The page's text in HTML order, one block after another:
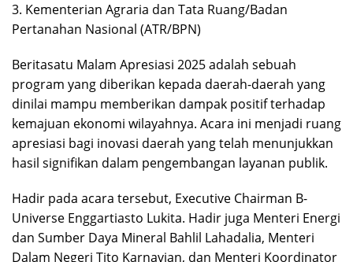
3. Kementerian Agraria dan Tata Ruang/Badan
Pertanahan Nasional (ATR/BPN)
Beritasatu Malam Apresiasi 2025 adalah sebuah
program yang diberikan kepada daerah-daerah yang
dinilai mampu memberikan dampak positif terhadap
kemajuan ekonomi wilayahnya. Acara ini menjadi ruang
apresiasi bagi inovasi daerah yang telah menunjukkan
hasil signifikan dalam pengembangan layanan publik.
Hadir pada acara tersebut, Executive Chairman B-
Universe Enggartiasto Lukita. Hadir juga Menteri Energi
dan Sumber Daya Mineral Bahlil Lahadalia, Menteri
Dalam Negeri Tito Karnavian, dan Menteri Koordinator